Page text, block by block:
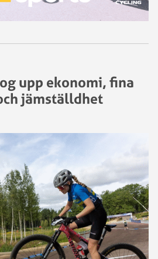
upp ekonomi, fina
jämställdhet